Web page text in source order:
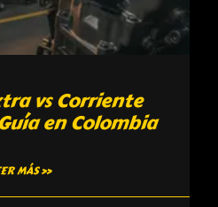
vs Corriente
en Colombia
MÁS »